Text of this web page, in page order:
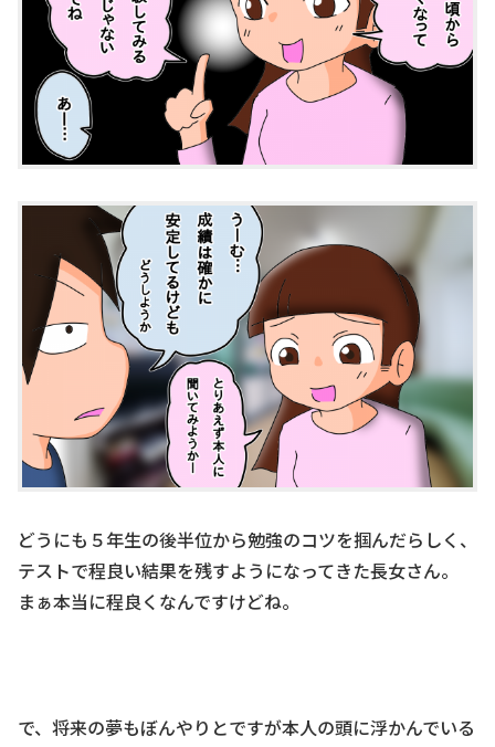
どうにも５年生の後半位から勉強のコツを掴んだらしく、
テストで程良い結果を残すようになってきた長女さん。
まぁ本当に程良くなんですけどね。
で、将来の夢もぼんやりとですが本人の頭に浮かんでいる